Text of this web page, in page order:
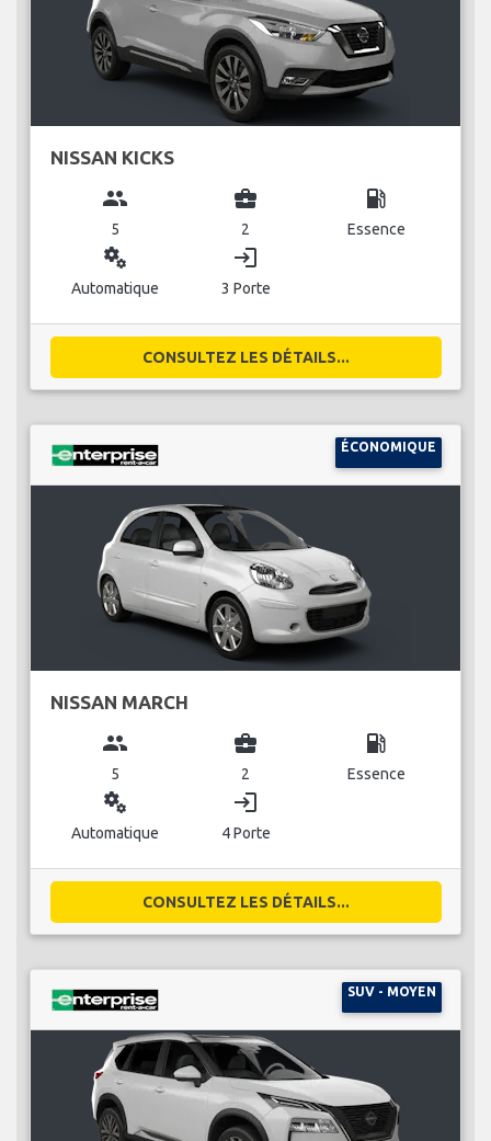
NISSAN KICKS
group
5
business_center
2
local_gas_station
Essence
miscellaneous_services
Automatique
login
3 Porte
CONSULTEZ LES DÉTAILS...
ÉCONOMIQUE
NISSAN MARCH
group
5
business_center
2
local_gas_station
Essence
miscellaneous_services
Automatique
login
4 Porte
CONSULTEZ LES DÉTAILS...
SUV - MOYEN